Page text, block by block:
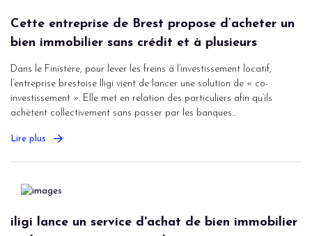
Cette entreprise de Brest propose d’acheter un
bien immobilier sans crédit et à plusieurs
Dans le Finistère, pour lever les freins à l’investissement locatif,
l’entreprise brestoise Iligi vient de lancer une solution de « co-
investissement ». Elle met en relation des particuliers afin qu’ils
achètent collectivement sans passer par les banques...
Lire plus
iligi lance un service d'achat de bien immobilier